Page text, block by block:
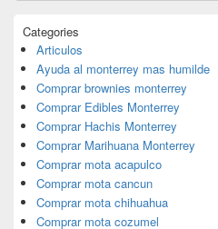
Categories
Articulos
Ayuda al monterrey mas humilde
Comprar brownies monterrey
Comprar Edibles Monterrey
Comprar Hachis Monterrey
Comprar Marihuana Monterrey
Comprar mota acapulco
Comprar mota cancun
Comprar mota chihuahua
Comprar mota cozumel